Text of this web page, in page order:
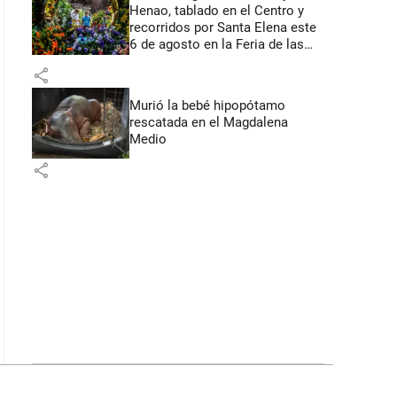
Henao, tablado en el Centro y
recorridos por Santa Elena este
6 de agosto en la Feria de las
share
Murió la bebé hipopótamo
rescatada en el Magdalena
Medio
share